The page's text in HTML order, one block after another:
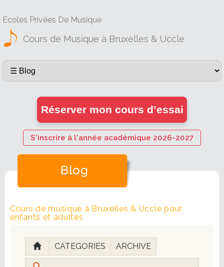
Ecoles Privées De Musique
Cours de Musique à Bruxelles & Uccle
Réserver mon cours d’essai
S'inscrire à l'année académique 2026-2027
Blog
Cours de musique à Bruxelles & Uccle pour
enfants et adultes
CATEGORIES ARCHIVE